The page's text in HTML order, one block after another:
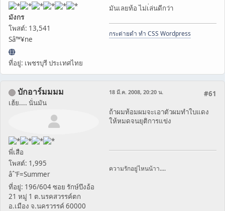
มังกร
โพสต์: 13,541
Sâ™¥ne
ที่อยู่: เพชรบุรี ประเทศไทย
มันเลยท้อ ไม่เ่ล่นดีกว่า
กระต่ายดำ ทำ CSS Wordpress
บักอาร์มมมม
เฮ้ย.... นั่นมัน
พี่เสือ
โพสต์: 1,995
âˆ‘F=Summer
ที่อยู่: 196/604 ซอย รักษ์บึงอ้อ
21 หมู่ 1 ต.นรคสวรรค์ตก
อ.เมือง จ.นครวรรค์ 60000
#61
18 มี.ค. 2008, 20:20 น.
ถ้าผมท้อมผมจะเอาตัวผมทำใบแดง
ให้หมดจนยุติการแข่ง
ความรักอยู่ไหนน้าา....